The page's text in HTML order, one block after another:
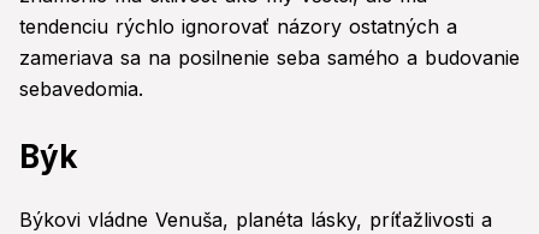
tendenciu rýchlo ignorovať názory ostatných a
zameriava sa na posilnenie seba samého a budovanie
sebavedomia.
Býk
Býkovi vládne Venuša, planéta lásky, príťažlivosti a